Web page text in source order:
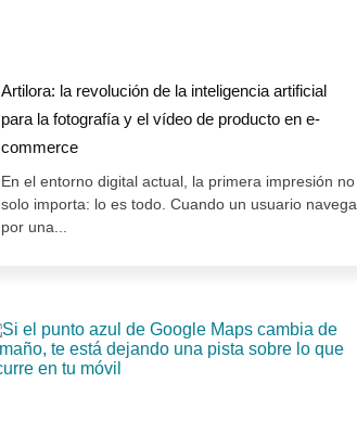
Artilora: la revolución de la inteligencia artificial
para la fotografía y el vídeo de producto en e-
commerce
En el entorno digital actual, la primera impresión no
solo importa: lo es todo. Cuando un usuario navega
por una...